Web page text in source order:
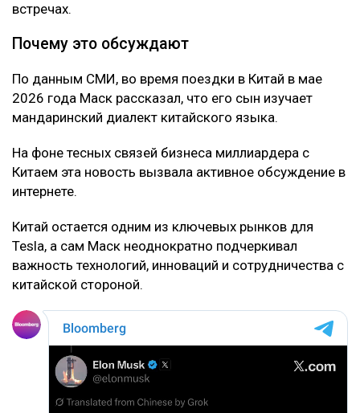
встречах.
Почему это обсуждают
По данным СМИ, во время поездки в Китай в мае
2026 года Маск рассказал, что его сын изучает
мандаринский диалект китайского языка.
На фоне тесных связей бизнеса миллиардера с
Китаем эта новость вызвала активное обсуждение в
интернете.
Китай остается одним из ключевых рынков для
Tesla, а сам Маск неоднократно подчеркивал
важность технологий, инноваций и сотрудничества с
китайской стороной.